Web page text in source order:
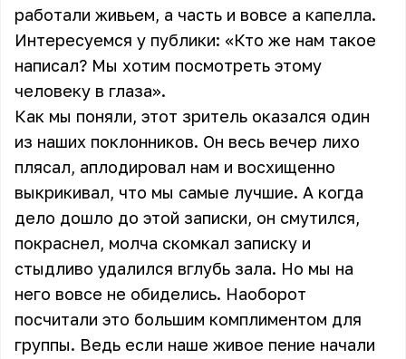
работали живьем, а часть и вовсе а капелла.
Интересуемся у публики: «Кто же нам такое
написал? Мы хотим посмотреть этому
человеку в глаза».
Как мы поняли, этот зритель оказался один
из наших поклонников. Он весь вечер лихо
плясал, аплодировал нам и восхищенно
выкрикивал, что мы самые лучшие. А когда
дело дошло до этой записки, он смутился,
покраснел, молча скомкал записку и
стыдливо удалился вглубь зала. Но мы на
него вовсе не обиделись. Наоборот
посчитали это большим комплиментом для
группы. Ведь если наше живое пение начали